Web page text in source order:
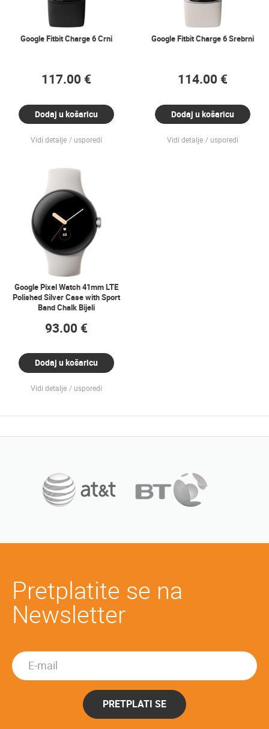
Google Fitbit Charge 6 Crni
117.00 €
Dodaj u košaricu
Vidi detalje usporedi
Google Fitbit Charge 6 Srebrni
114.00 €
Dodaj u košaricu
Vidi detalje usporedi
Google Pixel Watch 41mm LTE
Polished Silver Case with Sport
Band Chalk Bijeli
93.00 €
Dodaj u košaricu
Vidi detalje usporedi
Pretplatite se na
Newsletter
PRETPLATI SE